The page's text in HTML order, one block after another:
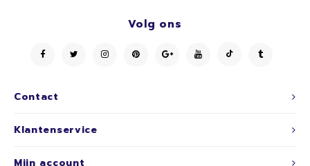
Contact
Volg ons
Klantenservice
Mijn account